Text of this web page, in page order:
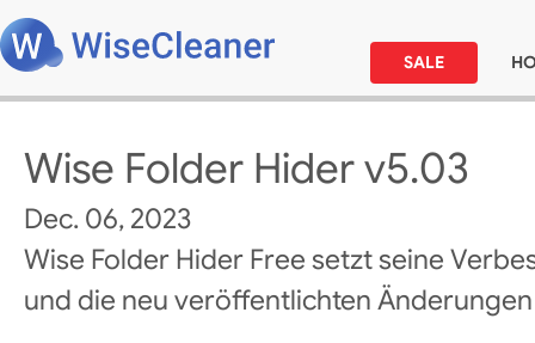
SALE
Wise Folder Hider v5.03
Dec. 06, 2023
Wise Folder Hider Free setzt seine
und die neu veröffentlichten